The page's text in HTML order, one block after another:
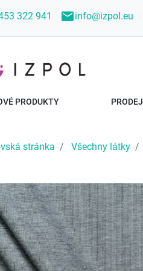
322 941 mailinfo@izpol.eu
PRODUKTY PRODEJ
stránka Všechny látky